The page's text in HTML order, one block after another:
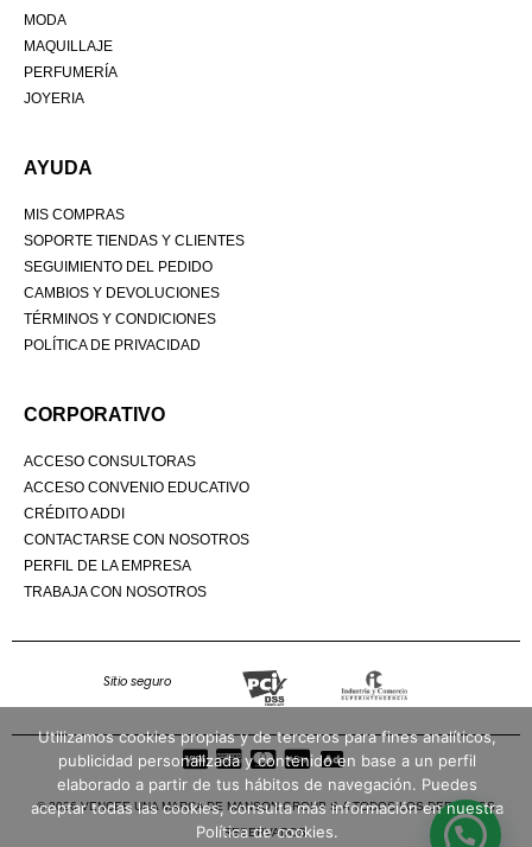
MODA
MAQUILLAJE
PERFUMERÍA
JOYERIA
AYUDA
MIS COMPRAS
SOPORTE TIENDAS Y CLIENTES
SEGUIMIENTO DEL PEDIDO
CAMBIOS Y DEVOLUCIONES
TÉRMINOS Y CONDICIONES
POLÍTICA DE PRIVACIDAD
CORPORATIVO
ACCESO CONSULTORAS
ACCESO CONVENIO EDUCATIVO
CRÉDITO ADDI
CONTACTARSE CON NOSOTROS
PERFIL DE LA EMPRESA
TRABAJA CON NOSOTROS
Sitio seguro
© 2026 VENCEE UNA MARCA DE MANSON GROUP S.A TODOS LOS DERECHOS
RESERVADOS
Utilizamos cookies propias y de terceros para fines analíticos,
publicidad personalizada y contenido en base a un perfil
elaborado a partir de tus hábitos de navegación. Puedes
aceptar todas las cookies, consulta más información en nuestra
Política de cookies.